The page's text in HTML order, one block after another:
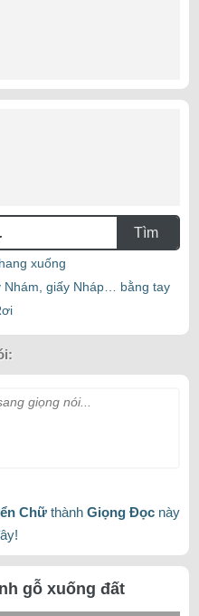
Tìm
xuống
Nhám, giấy Nháp… bằng tay
giọng nói...
Chữthành Giọng Đọcnày
gỗ xuống đất